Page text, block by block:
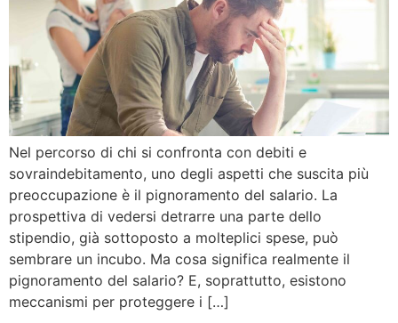
Nel percorso di chi si confronta con debiti e
sovraindebitamento, uno degli aspetti che suscita più
preoccupazione è il pignoramento del salario. La
prospettiva di vedersi detrarre una parte dello
stipendio, già sottoposto a molteplici spese, può
sembrare un incubo. Ma cosa significa realmente il
pignoramento del salario? E, soprattutto, esistono
meccanismi per proteggere i […]